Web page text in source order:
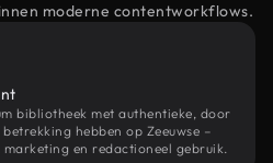
moderne contentworkflows.
bibliotheek met authentieke, door
hebben op Zeeuwse –
en redactioneel gebruik.